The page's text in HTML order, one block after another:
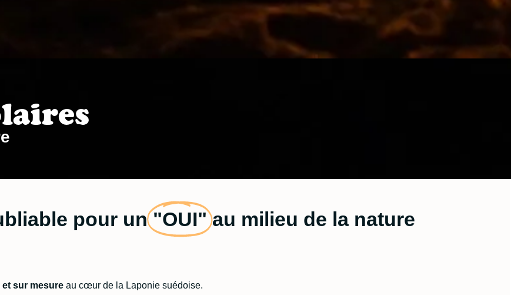
pour un "OUI" au milieu de la nature
sur mesure au cœur de la Laponie suédoise.